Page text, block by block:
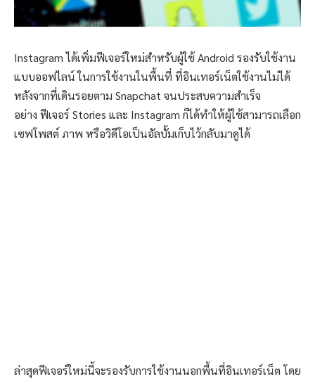
Instagram ได้เพิ่มฟีเจอร์ใหม่สำหรับผู้ใช้ Android รองรับใช้งาน
แบบออฟไลน์ ในการใช้งานในพื้นที่ ที่อินเทอร์เน็ตใช้งานไม่ได้
หลังจากที่เดินรอยตาม Snapchat จนประสบความสำเร็จ
อย่าง ฟีเจอร์ Stories และ Instagram ก็ได้ทำให้ผู้ใช้สามารถเลือก
เซฟโพสต์ ภาพ หรือวิดีโอเป็นอัลบั้มเก็บไว้กลับมาดูได้
ล่าสุดฟีเจอร์ใหม่นี้จะรองรับการใช้งานนอกพื้นที่อินเทอร์เน็ต โดย